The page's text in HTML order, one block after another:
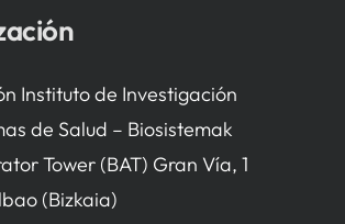
Instituto de Investigación
de Salud – Biosistemak
Tower (BAT) Gran Vía, 1
(Bizkaia)